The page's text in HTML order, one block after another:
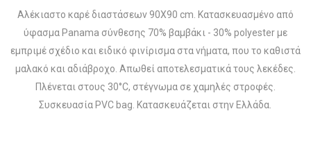
Αλέκιαστο καρέ διαστάσεων 90X90 cm. Κατασκευασμένο από
ύφασμα Panama σύνθεσης 70% βαμβάκι - 30% polyester με
εμπριμέ σχέδιο και ειδικό φινίρισμα στα νήματα, που το καθιστά
μαλακό και αδιάβροχο. Απωθεί αποτελεσματικά τους λεκέδες.
Πλένεται στους 30°C, στέγνωμα σε χαμηλές στροφές.
Συσκευασία PVC bag. Κατασκευάζεται στην Ελλάδα.